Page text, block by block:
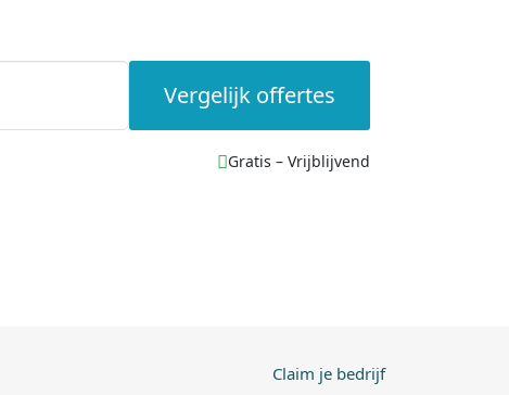
Vergelijk offertes
Gratis – Vrijblijvend
Claim je bedrijf